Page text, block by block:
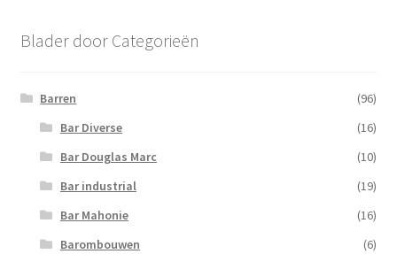
Blader door Categorieën
Barren
(96)
Bar Diverse
(16)
Bar Douglas Marc
(10)
Bar industrial
(19)
Bar Mahonie
(16)
Barombouwen
(6)